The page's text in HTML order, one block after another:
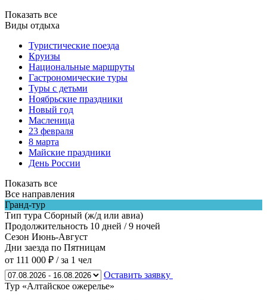
Показать все
Виды отдыха
Туристические поезда
Круизы
Национальные маршруты
Гастрономические туры
Туры с детьми
Ноябрьские праздники
Новый год
Масленица
23 февраля
8 марта
Майские праздники
День России
Показать все
Все направления
Гранд-тур
Тип тура Сборный (ж/д или авиа)
Продолжительность 10 дней / 9 ночей
Сезон Июнь-Август
Дни заезда по Пятницам
от 111 000 ₽ / за 1 чел
Оставить заявку
Тур «Алтайское ожерелье»